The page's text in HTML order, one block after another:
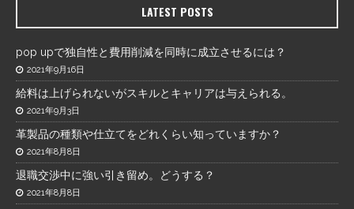
LATEST POSTS
pop upで独自性と費用削減を同時に成立させるには？
2021年9月16日
給料は上げられないがスキルとキャリアは与えられる。
2021年9月3日
革製品の種類や仕立てをどれくらい知っていますか？
2021年8月8日
退職交渉中に強い引き留め。どうする？
2021年8月8日